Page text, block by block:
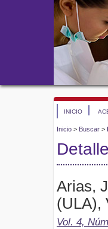
INICIO
Inicio > Buscar >
Arias,
(ULA),
Vol. 4,